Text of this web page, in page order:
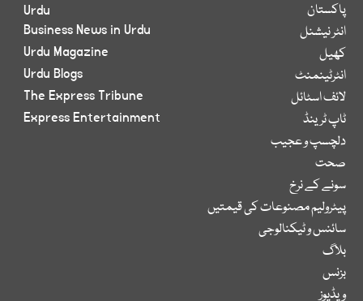
پاکستان
انٹر نیشنل
کھیل
انٹرٹینمنٹ
لائف اسٹائل
ٹاپ ٹرینڈ
دلچسپ و عجیب
صحت
سونے کے نرخ
پیٹرولیم مصنوعات کی قیمتیں
سائنس و ٹیکنالوجی
بلاگ
بزنس
ویڈیوز
Urdu
Business News in Urdu
Urdu Magazine
Urdu Blogs
The Express Tribune
Express Entertainment